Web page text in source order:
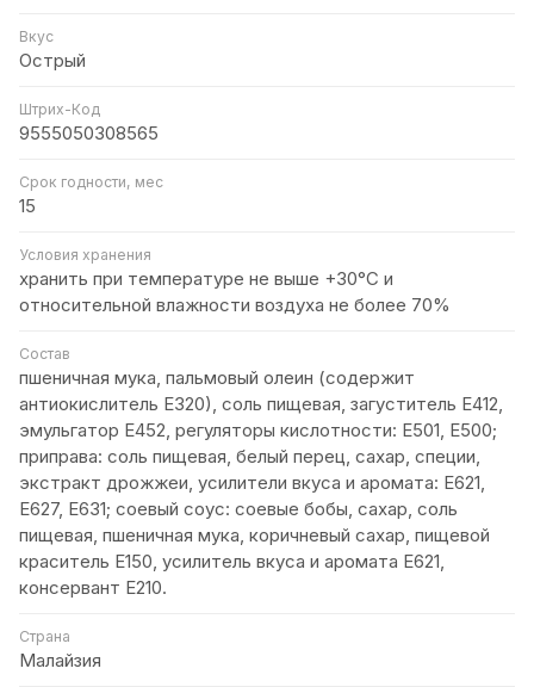
Вкус
Острый
Штрих-Код
9555050308565
Срок годности, мес
15
Условия хранения
хранить при температуре не выше +30°C и
относительной влажности воздуха не более 70%
Состав
пшеничная мука, пальмовый олеин (содержит
антиокислитель Е320), соль пищевая, загуститель Е412,
эмульгатор Е452, регуляторы кислотности: Е501, Е500;
приправа: соль пищевая, белый перец, сахар, специи,
экстракт дрожжеи, усилители вкуса и аромата: Е621,
Е627, Е631; соевый соус: соевые бобы, сахар, соль
пищевая, пшеничная мука, коричневый сахар, пищевой
краситель Е150, усилитель вкуса и аромата Е621,
консервант Е210.
Страна
Малайзия